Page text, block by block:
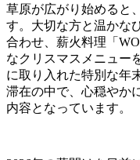
草原が広がり始めると
す。大切な方と温かな
合わせ、薪火料理「
なクリスマスメニュー
に取り入れた特別な年
滞在の中で、心穏やか
内容となっています。